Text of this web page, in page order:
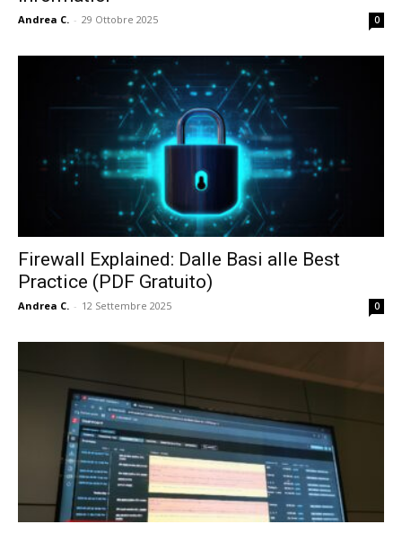
Andrea C. - 29 Ottobre 2025 0
Firewall Explained: Dalle Basi alle Best
Practice (PDF Gratuito)
Andrea C. - 12 Settembre 2025 0